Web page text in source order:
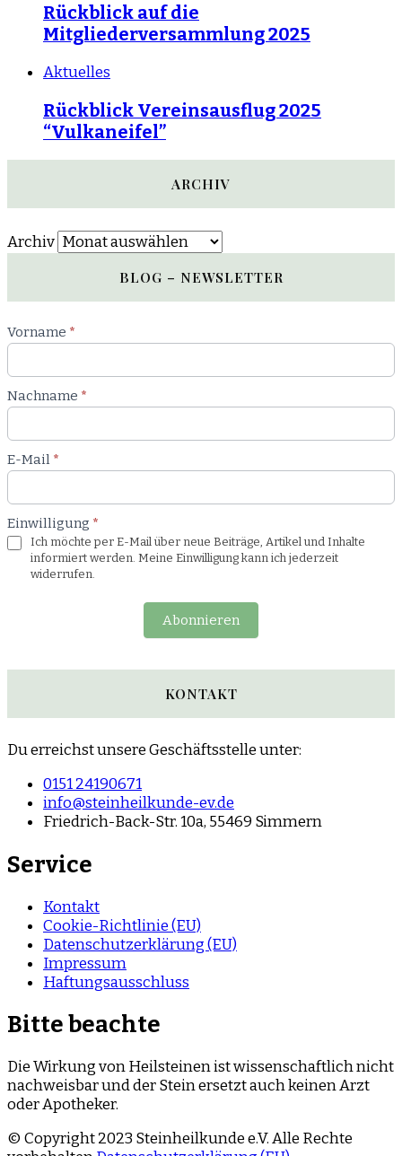
Rückblick auf die
Mitgliederversammlung 2025
Aktuelles
Rückblick Vereinsausflug 2025
“Vulkaneifel”
ARCHIV
Archiv
BLOG – NEWSLETTER
Newsletter
Blog
Vorname *
Nachname *
E-Mail *
Einwilligung *
Ich möchte per E-Mail über neue Beiträge, Artikel und Inhalte
informiert werden. Meine Einwilligung kann ich jederzeit
widerrufen.
Abonnieren
KONTAKT
Du erreichst unsere Geschäftsstelle unter:
0151 24190671
info@steinheilkunde-ev.de
Friedrich-Back-Str. 10a, 55469 Simmern
Service
Kontakt
Cookie-Richtlinie (EU)
Datenschutzerklärung (EU)
Impressum
Haftungsausschluss
Bitte beachte
Die Wirkung von Heilsteinen ist wissenschaftlich nicht
nachweisbar und der Stein ersetzt auch keinen Arzt
oder Apotheker.
© Copyright 2023 Steinheilkunde e.V. Alle Rechte